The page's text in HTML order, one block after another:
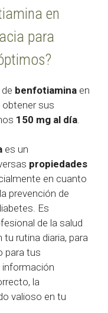
en
para
benfotiamina en
sus
150 mg al día
es un
propiedades
en cuanto
prevención de
Es
de la salud
rutina diaria, para
para tus
información
la
valioso en tu